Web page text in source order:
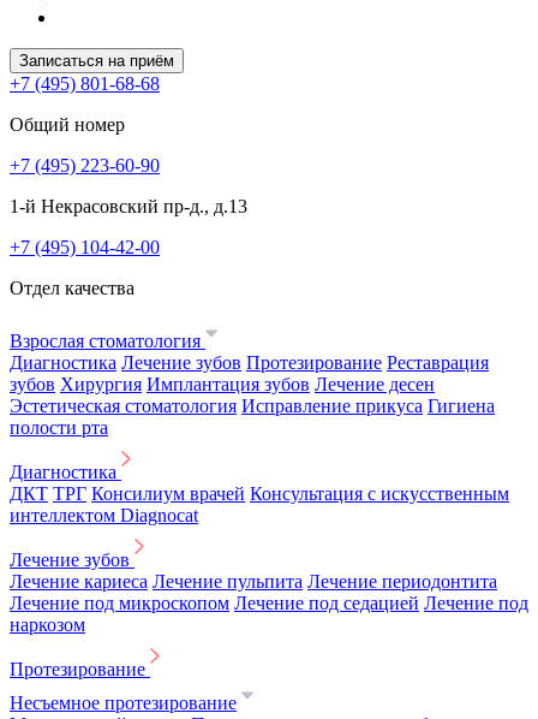
Записаться на приём
+7 (495) 801-68-68
Общий номер
+7 (495) 223-60-90
1-й Некрасовский пр-д., д.13
+7 (495) 104-42-00
Отдел качества
Взрослая стоматология
Диагностика Лечение зубов Протезирование Реставрация
зубов Хирургия Имплантация зубов Лечение десен
Эстетическая стоматология Исправление прикуса Гигиена
полости рта
Диагностика
ДКТ ТРГ Консилиум врачей Консультация с искусственным
интеллектом Diagnocat
Лечение зубов
Лечение кариеса Лечение пульпита Лечение периодонтита
Лечение под микроскопом Лечение под седацией Лечение под
наркозом
Протезирование
Несъемное протезирование